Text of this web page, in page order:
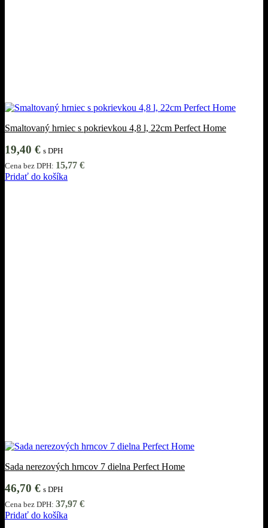
Smaltovaný hrniec s pokrievkou 4,8 l, 22cm Perfect Home
19,40 € s DPH
Cena bez DPH: 15,77 €
Pridať do košíka
Sada nerezových hrncov 7 dielna Perfect Home
46,70 € s DPH
Cena bez DPH: 37,97 €
Pridať do košíka